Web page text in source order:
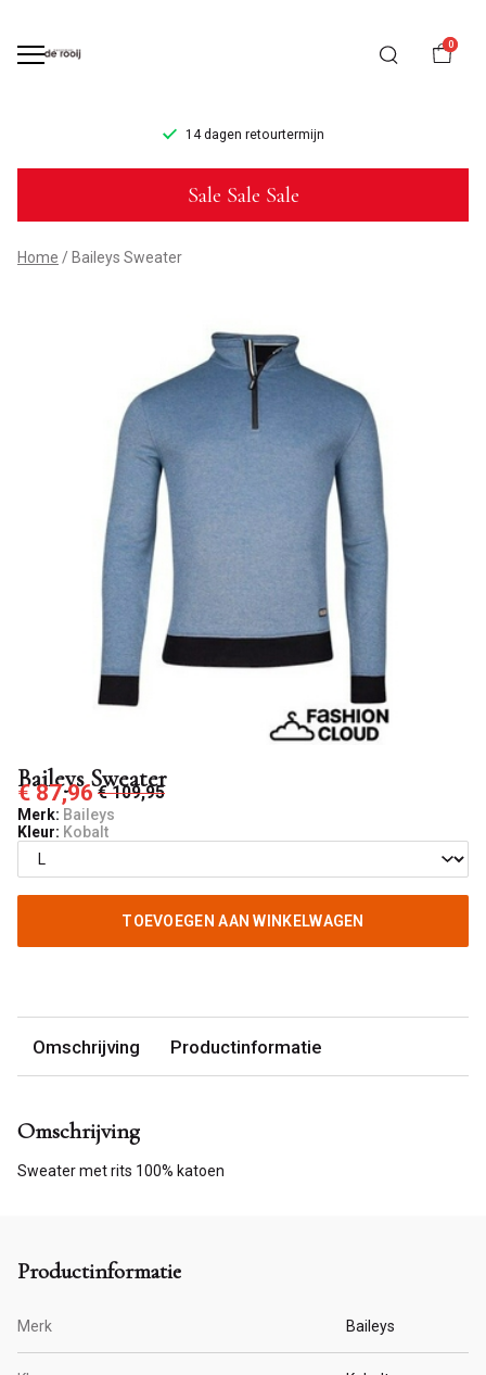
0
14 dagen retourtermijn
Baileys
Sweater
Mannenmode
Sale Sale Sale
Home Baileys Sweater
Baileys Sweater
€ 87,96 € 109,95
Merk: Baileys
Kleur: Kobalt
TOEVOEGEN AAN WINKELWAGEN
Omschrijving Productinformatie
Omschrijving
Sweater met rits 100% katoen
Productinformatie
Merk Baileys